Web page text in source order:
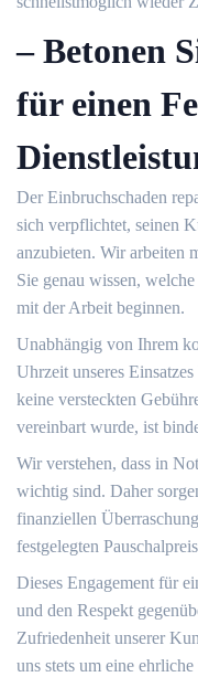
– Betonen
für einen
Der Einbruchschaden
sich verpflichtet, seinen
anzubieten.​ Wir arbeiten
Sie genau wissen,
mit der Arbeit beginnen.
Unabhängig von Ihrem
Uhrzeit unseres
keine versteckten
vereinbart wurde, ist
Wir verstehen, dass in
wichtig sind. Daher
finanziellen
festgelegten
Dieses Engagement für
und den Respekt
Zufriedenheit unserer
uns stets um eine